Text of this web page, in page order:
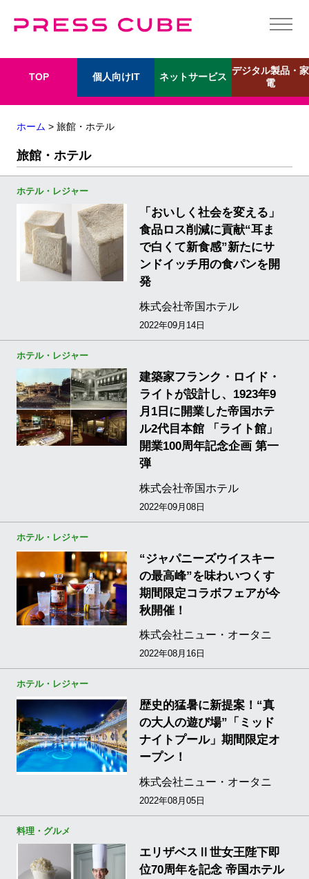
TOP 個人向けIT ネットサービス
デジタル製品・家
電
ホーム > 旅館・ホテル
旅館・ホテル
ホテル・レジャー
「おいしく社会を変える」
食品ロス削減に貢献“耳ま
で白くて新食感”新たにサ
ンドイッチ用の食パンを開
発
株式会社帝国ホテル
2022年09月14日
ホテル・レジャー
建築家フランク・ロイド・
ライトが設計し、1923年9
月1日に開業した帝国ホテ
ル2代目本館 「ライト館」
開業100周年記念企画 第一
弾
株式会社帝国ホテル
2022年09月08日
ホテル・レジャー
“ジャパニーズウイスキー
の最高峰”を味わいつくす
期間限定コラボフェアが今
秋開催！
株式会社ニュー・オータニ
2022年08月16日
ホテル・レジャー
歴史的猛暑に新提案！“真
の大人の遊び場”「ミッド
ナイトプール」期間限定オ
ープン！
株式会社ニュー・オータニ
2022年08月05日
料理・グルメ
エリザベスⅡ世女王陛下即
位70周年を記念 帝国ホテル